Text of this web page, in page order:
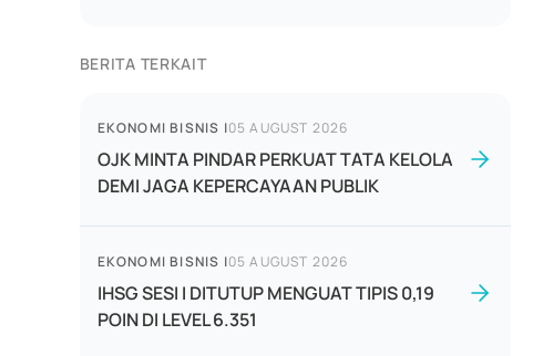
BERITA TERKAIT
EKONOMI BISNIS |05 AUGUST 2026
OJK MINTA PINDAR PERKUAT TATA KELOLA
DEMI JAGA KEPERCAYAAN PUBLIK
EKONOMI BISNIS |05 AUGUST 2026
IHSG SESI I DITUTUP MENGUAT TIPIS 0,19
POIN DI LEVEL 6.351